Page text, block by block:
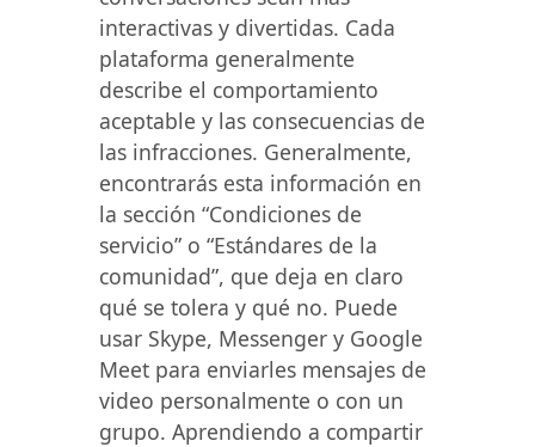
interactivas y divertidas. Cada
plataforma generalmente
describe el comportamiento
aceptable y las consecuencias de
las infracciones. Generalmente,
encontrarás esta información en
la sección “Condiciones de
servicio” o “Estándares de la
comunidad”, que deja en claro
qué se tolera y qué no. Puede
usar Skype, Messenger y Google
Meet para enviarles mensajes de
video personalmente o con un
grupo. Aprendiendo a compartir